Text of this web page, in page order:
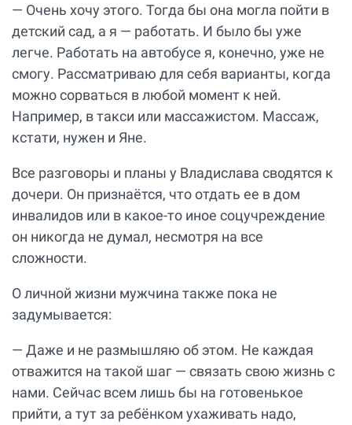
— Очень хочу этого. Тогда бы она могла пойти в
детский сад, а я — работать. И было бы уже
легче. Работать на автобусе я, конечно, уже не
смогу. Рассматриваю для себя варианты, когда
можно сорваться в любой момент к ней.
Например, в такси или массажистом. Массаж,
кстати, нужен и Яне.
Все разговоры и планы у Владислава сводятся к
дочери. Он признаётся, что отдать ее в дом
инвалидов или в какое-то иное соцучреждение
он никогда не думал, несмотря на все
сложности.
О личной жизни мужчина также пока не
задумывается:
— Даже и не размышляю об этом. Не каждая
отважится на такой шаг — связать свою жизнь с
нами. Сейчас всем лишь бы на готовенькое
прийти, а тут за ребёнком ухаживать надо,